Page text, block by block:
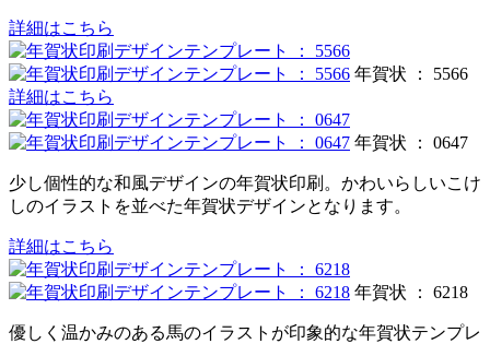
詳細はこちら
年賀状 ： 5566
詳細はこちら
年賀状 ： 0647
少し個性的な和風デザインの年賀状印刷。かわいらしいこけ
しのイラストを並べた年賀状デザインとなります。
詳細はこちら
年賀状 ： 6218
優しく温かみのある馬のイラストが印象的な年賀状テンプレ